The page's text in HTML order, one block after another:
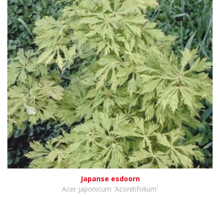
Japanse esdoorn
Acer japonicum 'Aconitifolium'